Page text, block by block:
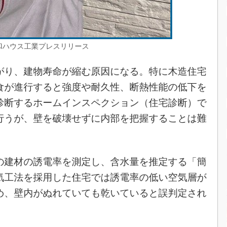
ウス工業プレスリリース
、建物寿命が縮む原因になる。特に木造住宅
進行すると強度や耐久性、断熱性能の低下を
するホームインスペクション（住宅診断）で
が、壁を破壊せずに内部を把握することは難
材の誘電率を測定し、含水量を推定する「簡
法を採用した住宅では誘電率の低い空気層が
壁内がぬれていても乾いていると誤判定され